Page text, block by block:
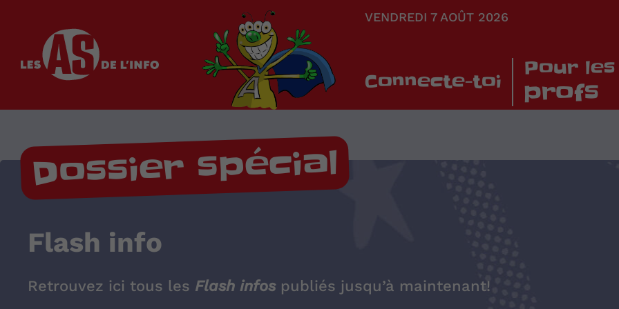
VENDREDI 7 AOÛT 2026
Connecte-toi
Pour les
profs
Dossier spécial
Flash info
Retrouvez ici tous les Flash infospubliés jusqu’à maintenant!